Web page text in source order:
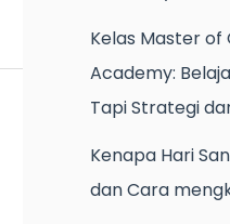
Kelas Master
Academy:
Tapi Strategi
Kenapa Hari
dan Cara